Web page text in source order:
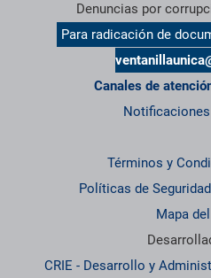
Denuncias por
Para radicación de
Canales de
Términos y
Políticas de
Mapa
CRIE - Desarrollo y